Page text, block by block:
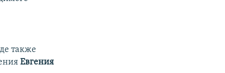
также
Евгения